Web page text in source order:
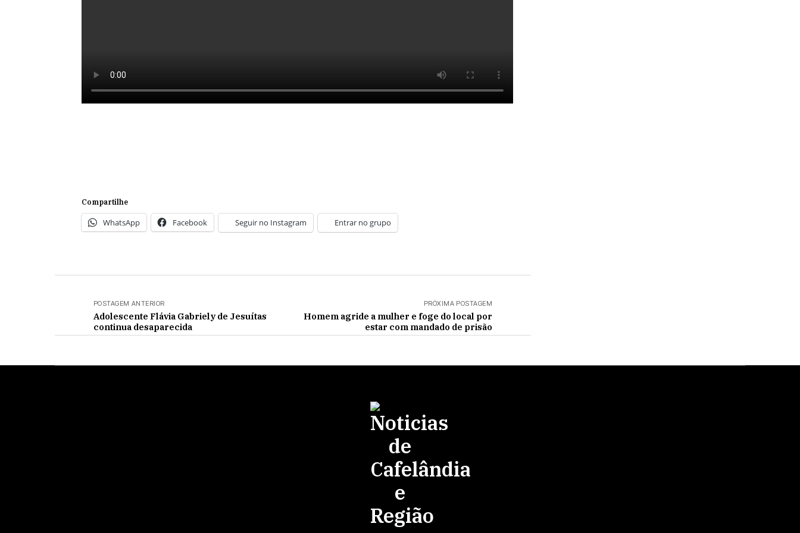
Compartilhe
WhatsApp Facebook Seguir no Instagram Entrar no grupo
POSTAGEM ANTERIOR
Adolescente Flávia Gabriely de Jesuítas
continua desaparecida
PRÓXIMA POSTAGEM
Homem agride a mulher e foge do local por
estar com mandado de prisão